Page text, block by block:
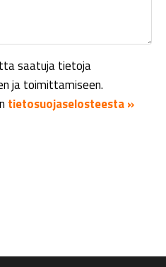
saatuja tietoja
ja toimittamiseen.
tietosuojaselosteesta »